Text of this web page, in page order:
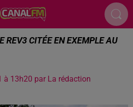
REV3 CITÉE EN EXEMPLE AU
à 13h20 par La rédaction